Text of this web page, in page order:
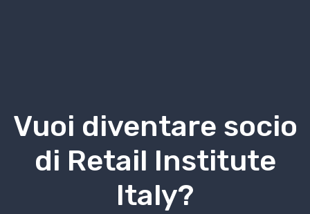
Vuoi diventare socio
di Retail Institute
Italy?